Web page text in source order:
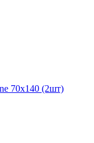
70х140 (2шт)